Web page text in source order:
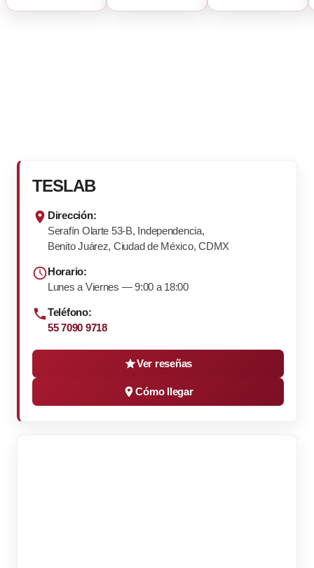
TESLAB
Dirección:
Serafín Olarte 53-B, Independencia,
Benito Juárez, Ciudad de México, CDMX
Horario:
Lunes a Viernes — 9:00 a 18:00
Teléfono:
55 7090 9718
Ver reseñas
Cómo llegar